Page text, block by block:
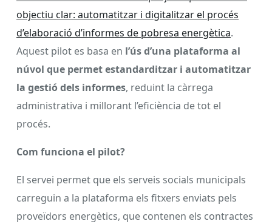
objectiu clar: automatitzar i digitalitzar el procés
d’elaboració d’informes de pobresa energètica.
Aquest pilot es basa en l’ús d’una plataforma al
núvol que permet estandarditzar i automatitzar
la gestió dels informes, reduint la càrrega
administrativa i millorant l’eficiència de tot el
procés.
Com funciona el pilot?
El servei permet que els serveis socials municipals
carreguin a la plataforma els fitxers enviats pels
proveïdors energètics, que contenen els contractes